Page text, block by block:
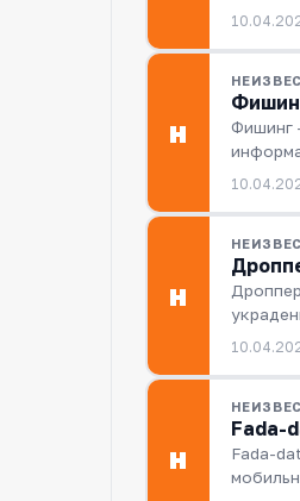
Н
Фишинг
Н
Н
Fada-
Fada-